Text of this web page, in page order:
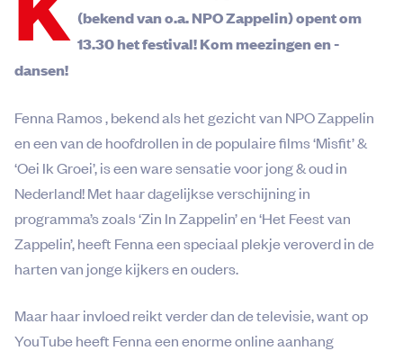
(bekend van o.a. NPO Zappelin) opent om
13.30 het festival! Kom meezingen en -
dansen!
Fenna Ramos , bekend als het gezicht van NPO Zappelin
en een van de hoofdrollen in de populaire films ‘Misfit’ &
‘Oei Ik Groei’, is een ware sensatie voor jong & oud in
Nederland! Met haar dagelijkse verschijning in
programma’s zoals ‘Zin In Zappelin’ en ‘Het Feest van
Zappelin’, heeft Fenna een speciaal plekje veroverd in de
harten van jonge kijkers en ouders.
Maar haar invloed reikt verder dan de televisie, want op
YouTube heeft Fenna een enorme online aanhang